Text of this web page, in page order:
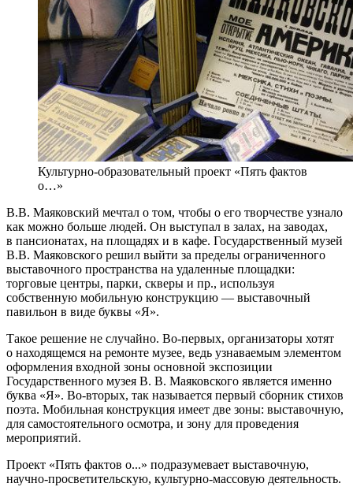
Культурно-образовательный проект «Пять фактов
о…»
В.В. Маяковский мечтал о том, чтобы о его творчестве узнало
как можно больше людей. Он выступал в залах, на заводах,
в пансионатах, на площадях и в кафе. Государственный музей
В.В. Маяковского решил выйти за пределы ограниченного
выставочного пространства на удаленные площадки:
торговые центры, парки, скверы и пр., используя
собственную мобильную конструкцию — выставочный
павильон в виде буквы «Я».
Такое решение не случайно. Во-первых, организаторы хотят
о находящемся на ремонте музее, ведь узнаваемым элементом
оформления входной зоны основной экспозиции
Государственного музея В. В. Маяковского является именно
буква «Я». Во-вторых, так называется первый сборник стихов
поэта. Мобильная конструкция имеет две зоны: выставочную,
для самостоятельного осмотра, и зону для проведения
мероприятий.
Проект «Пять фактов о...» подразумевает выставочную,
научно-просветительскую, культурно-массовую деятельность.